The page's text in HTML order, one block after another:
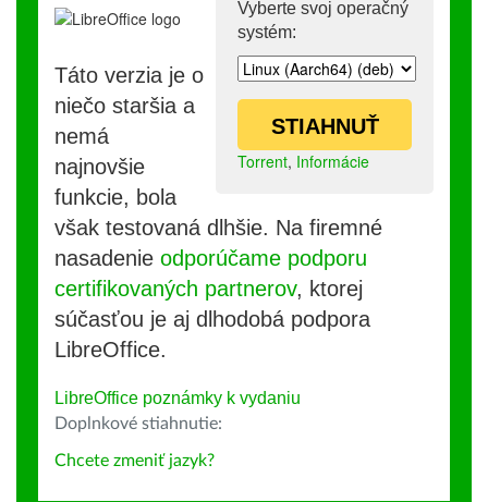
Vyberte svoj operačný
systém:
STIAHNUŤ
Torrent, Informácie
Táto verzia je o
niečo staršia a
nemá
najnovšie
funkcie, bola
však testovaná dlhšie. Na firemné
nasadenie odporúčame podporu
certifikovaných partnerov, ktorej
súčasťou je aj dlhodobá podpora
LibreOffice.
LibreOffice poznámky k vydaniu
Doplnkové stiahnutie:
Chcete zmeniť jazyk?